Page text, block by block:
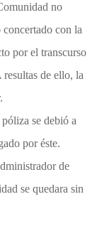
no
con la
por el transcurso
de ello, la
se debió a
por éste.
de
se quedara sin